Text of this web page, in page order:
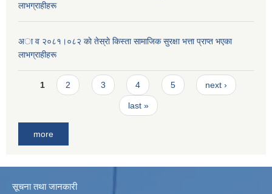
लाभग्राहीहरू
अा व २०८१।०८२ काे तेस्राे किस्ता सामाजिक सुरक्षा भत्ता प्राप्त भएका
लाभग्राहीहरू
Pages
1 2 3 4 5 next ›
last »
more
सूचना तथा जानकारी